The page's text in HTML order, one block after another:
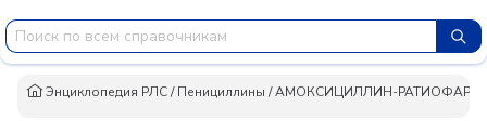
Энциклопедия РЛС/Пенициллины /АМОКСИЦИЛЛИН-РАТИОФАРМ